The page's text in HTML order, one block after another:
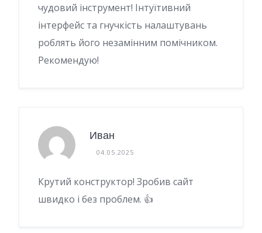
чудовий інструмент! Інтуїтивний
інтерфейс та гнучкість налаштувань
роблять його незамінним помічником.
Рекомендую!
Иван
04.05.2025
Крутий конструктор! Зробив сайт
швидко і без проблем. 👍